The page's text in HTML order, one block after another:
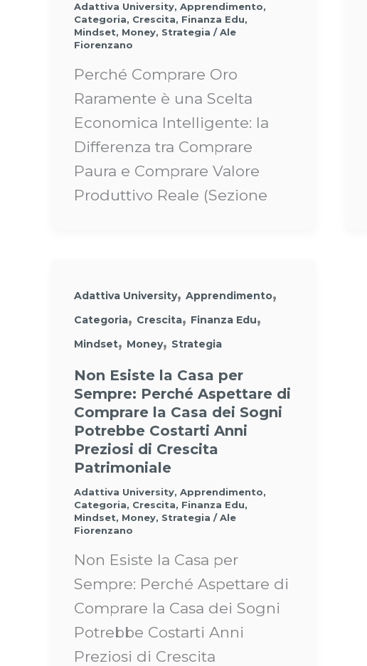
Adattiva University, Apprendimento,
Categoria, Crescita, Finanza Edu,
Mindset, Money, Strategia /Ale
Fiorenzano
Perché Comprare Oro
Raramente è una Scelta
Economica Intelligente: la
Differenza tra Comprare
Paura e Comprare Valore
Produttivo Reale (Sezione
Adattiva University, Apprendimento,
Categoria, Crescita, Finanza Edu,
Mindset, Money, Strategia
Non Esiste la Casa per
Sempre: Perché Aspettare di
Comprare la Casa dei Sogni
Potrebbe Costarti Anni
Preziosi di Crescita
Patrimoniale
Adattiva University, Apprendimento,
Categoria, Crescita, Finanza Edu,
Mindset, Money, Strategia /Ale
Fiorenzano
Non Esiste la Casa per
Sempre: Perché Aspettare di
Comprare la Casa dei Sogni
Potrebbe Costarti Anni
Preziosi di Crescita